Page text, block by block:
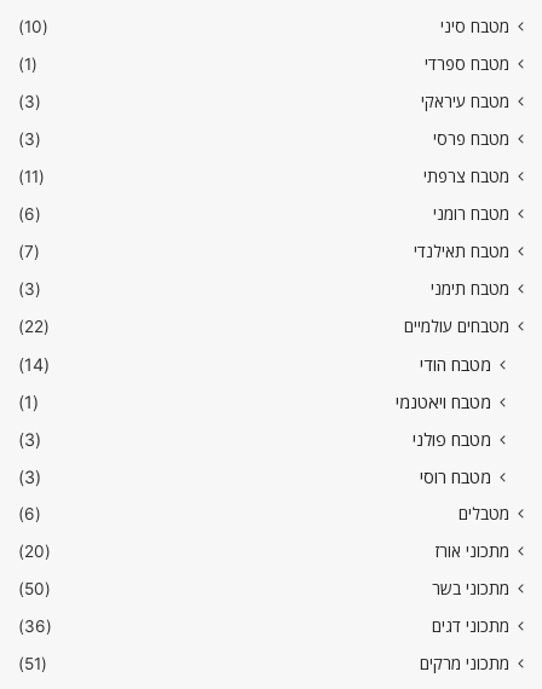
מטבח סיני
(10)
מטבח ספרדי
(1)
מטבח עיראקי
(3)
מטבח פרסי
(3)
מטבח צרפתי
(11)
מטבח רומני
(6)
מטבח תאילנדי
(7)
מטבח תימני
(3)
מטבחים עולמיים
(22)
מטבח הודי
(14)
מטבח ויאטנמי
(1)
מטבח פולני
(3)
מטבח רוסי
(3)
מטבלים
(6)
מתכוני אורז
(20)
מתכוני בשר
(50)
מתכוני דגים
(36)
מתכוני מרקים
(51)